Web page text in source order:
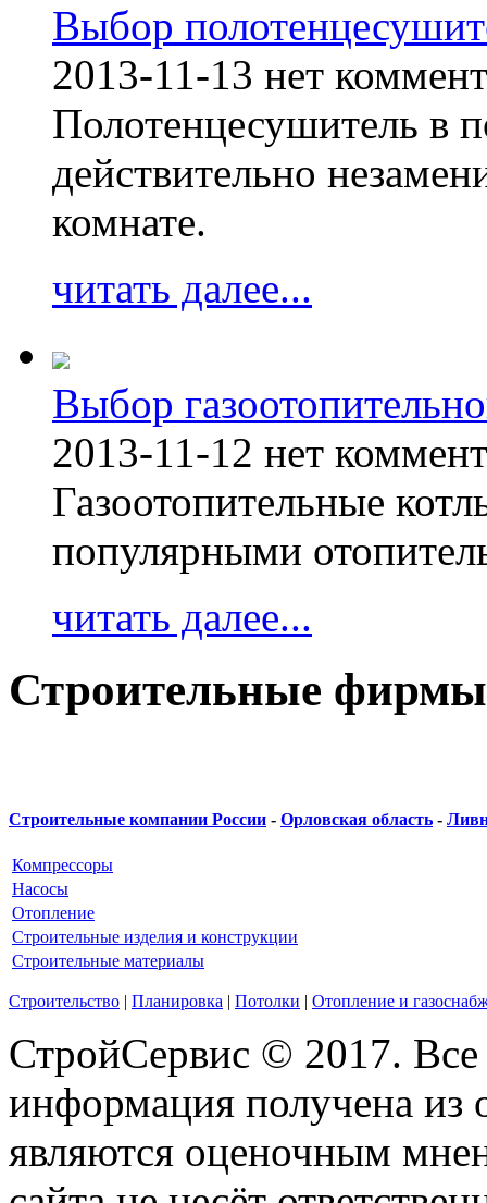
Выбор
2013-11-13 нет
Полотенцесушитель в
действительно
комнате.
читать далее...
Выбор
2013-11-12 нет
Газоотопительные
популярными
читать далее...
Строительные
Строительные компании России - Орловская область -
Компрессоры
Насосы
Отопление
Строительные изделия и конструкции
Строительные материалы
Строительство | Планировка | Потолки | Отопление и
СтройСервис © 2017.
информация получена из
являются оценочным